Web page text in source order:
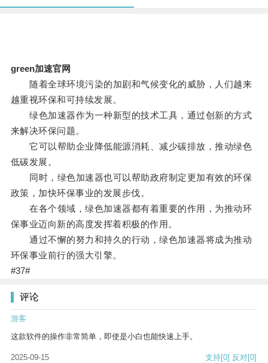
green加速官网
随着全球环境污染的加剧和气候变化的威胁，人们越来
越重视环保和可持续发展。
绿色加速器作为一种新型的技术工具，通过创新的方式
来解决环保问题。
它可以帮助企业降低能源消耗、减少碳排放，推动绿色
低碳发展。
同时，绿色加速器也可以帮助政府制定更加有效的环保
政策，加快环保事业的发展步伐。
在各个领域，绿色加速器都有着重要的作用，为推动环
保事业迈向新的高度发挥着积极的作用。
通过不懈的努力和持久的行动，绿色加速器将成为推动
环保事业前行的强大引擎。
#37#
评论
游客
这款软件的操作非常简单，即使是小白也能快速上手。
2025-09-15 支持[0] 反对[0]